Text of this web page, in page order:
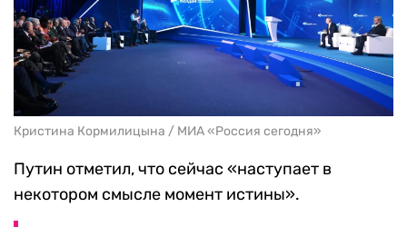
Кристина Кормилицына / МИА «Россия сегодня»
Путин отметил, что сейчас «наступает в
некотором смысле момент истины».